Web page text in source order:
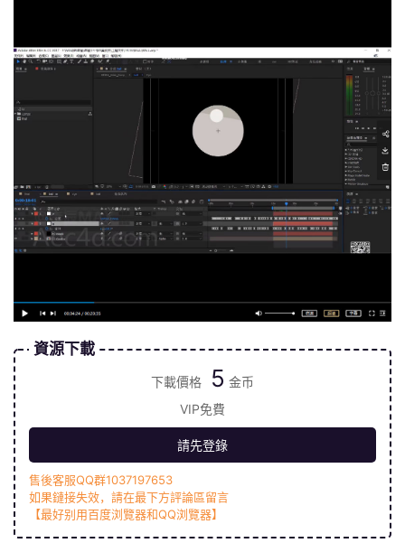
資源下載
下載價格 5 金币
VIP免費
請先登錄
售後客服QQ群1037197653
如果鏈接失效，請在最下方評論區留言
【最好别用百度浏覽器和QQ浏覽器】